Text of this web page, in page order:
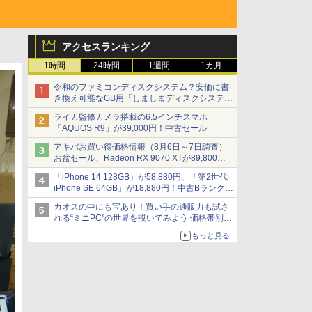
アクセスランキング
1時間 24時間 1週間 1カ月
令和のファミコンディスクシステム？安価に書
き換え可能なGB用「しましまディスクシステ
ム」
ライカ監修カメラ搭載の6.5インチスマホ
「AQUOS R9」が39,000円！中古セール
アキバお買い得価格情報（8月6日～7日調査）
お盆セール、Radeon RX 9070 XTが89,800
円、水平周波数24.8kHz対応の17型モニターが
9,801円、暑さ指数連動セール ほか
「iPhone 14 128GB」が58,880円、「第2世代
iPhone SE 64GB」が18,880円！中古Bランク品
セール
カオスの中にも宝あり！買い手の通販力も試さ
れる“ミニPC”の世界を覗いてみよう 価格帯別に
仕様や特徴を整理、11製品をピックアップ text
もっと見る